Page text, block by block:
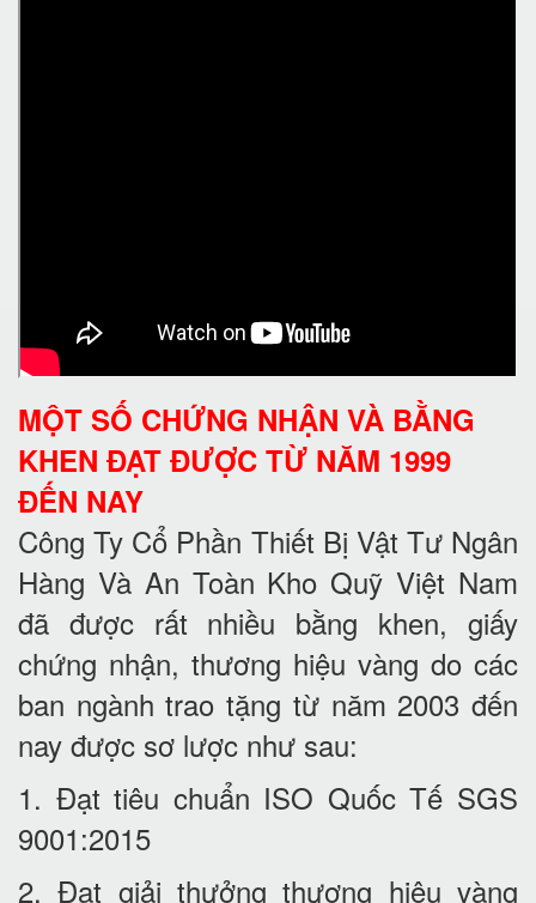
MỘT SỐ CHỨNG NHẬN VÀ BẰNG
KHEN ĐẠT ĐƯỢC TỪ NĂM 1999
ĐẾN NAY
Công Ty Cổ Phần Thiết Bị Vật Tư Ngân
Hàng Và An Toàn Kho Quỹ Việt Nam
đã được rất nhiều bằng khen, giấy
chứng nhận, thương hiệu vàng do các
ban ngành trao tặng từ năm 2003 đến
nay được sơ lược như sau:
1. Đạt tiêu chuẩn ISO Quốc Tế SGS
9001:2015
2. Đạt giải thưởng thương hiệu vàng